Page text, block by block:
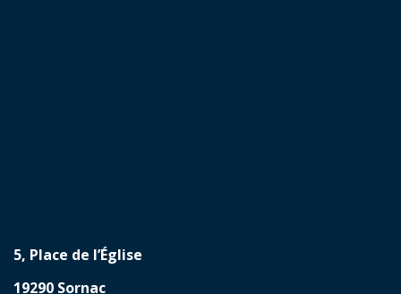
5, Place de l’Église
19290 Sornac